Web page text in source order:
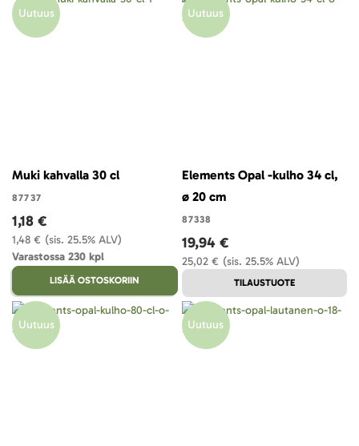
Uutuus
Muki kahvalla 30 cl
87737
(sis. 25.5% ALV)
1,48 €
1,18 €
Varastossa 230 kpl
LISÄÄ OSTOSKORIIN
Uutuus
Elements Opal -kulho 34 cl,
ø 20 cm
87338
(sis. 25.5% ALV)
25,02 €
19,94 €
TILAUSTUOTE
Uutuus Uutuus